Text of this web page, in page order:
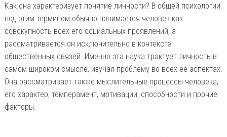
Как она характеризует понятие личности? В общей психологии
под этим термином обычно понимается человек как
совокупность всех его социальных проявлений, а
рассматривается он исключительно в контексте
общественных связей. Именно эта наука трактует личность в
самом широком смысле, изучая проблему во всех ее аспектах.
Она рассматривает также мыслительные процессы человека,
его характер, темперамент, мотивации, способности и прочие
факторы.